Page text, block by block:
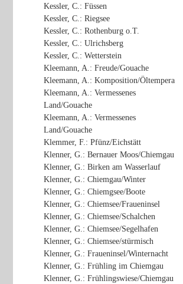
Kessler, C.: Füssen
Kessler, C.: Riegsee
Kessler, C.: Rothenburg o.T.
Kessler, C.: Ulrichsberg
Kessler, C.: Wetterstein
Kleemann, A.: Freude/Gouache
Kleemann, A.: Komposition/Öltempera
Kleemann, A.: Vermessenes
Land/Gouache
Kleemann, A.: Vermessenes
Land/Gouache
Klemmer, F.: Pfünz/Eichstätt
Klenner, G.: Bernauer Moos/Chiemgau
Klenner, G.: Birken am Wasserlauf
Klenner, G.: Chiemgau/Winter
Klenner, G.: Chiemgsee/Boote
Klenner, G.: Chiemsee/Fraueninsel
Klenner, G.: Chiemsee/Schalchen
Klenner, G.: Chiemsee/Segelhafen
Klenner, G.: Chiemsee/stürmisch
Klenner, G.: Fraueninsel/Winternacht
Klenner, G.: Frühling im Chiemgau
Klenner, G.: Frühlingswiese/Chiemgau